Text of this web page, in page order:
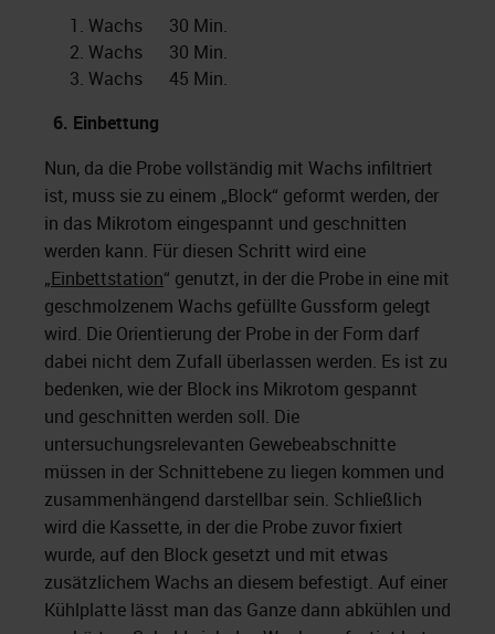
Wachs 30 Min.
Wachs 30 Min.
Wachs 45 Min.
6. Einbettung
Nun, da die Probe vollständig mit Wachs infiltriert
ist, muss sie zu einem „Block“ geformt werden, der
in das Mikrotom eingespannt und geschnitten
werden kann. Für diesen Schritt wird eine
„Einbettstation“ genutzt, in der die Probe in eine mit
geschmolzenem Wachs gefüllte Gussform gelegt
wird. Die Orientierung der Probe in der Form darf
dabei nicht dem Zufall überlassen werden. Es ist zu
bedenken, wie der Block ins Mikrotom gespannt
und geschnitten werden soll. Die
untersuchungsrelevanten Gewebeabschnitte
müssen in der Schnittebene zu liegen kommen und
zusammenhängend darstellbar sein. Schließlich
wird die Kassette, in der die Probe zuvor fixiert
wurde, auf den Block gesetzt und mit etwas
zusätzlichem Wachs an diesem befestigt. Auf einer
Kühlplatte lässt man das Ganze dann abkühlen und